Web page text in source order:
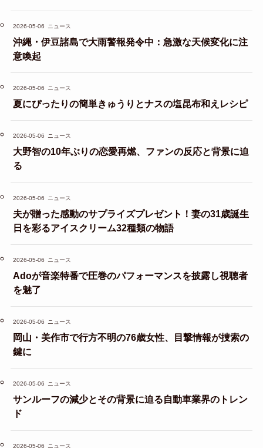
2026-05-06 ニュース
沖縄・伊豆諸島で大雨警報発令中：急激な天候変化に注
意喚起
2026-05-06 ニュース
夏にぴったりの簡単きゅうりとナスの塩昆布和えレシピ
2026-05-06 ニュース
大野智の10年ぶりの恋愛再燃、ファンの反応と背景に迫
る
2026-05-06 ニュース
夫が贈った感動のサプライズプレゼント！妻の31歳誕生
日を彩るアイスクリーム32種類の物語
2026-05-06 ニュース
Adoが音楽特番で圧巻のパフォーマンスを披露し視聴者
を魅了
2026-05-06 ニュース
岡山・美作市で行方不明の76歳女性、目撃情報が捜索の
鍵に
2026-05-06 ニュース
サンルーフの減少とその背景に迫る自動車業界のトレン
ド
2026-05-06 ニュース